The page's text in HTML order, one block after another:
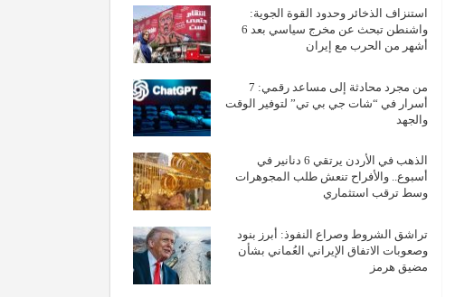
استنزاف الذخائر وحدود القوة الجوية:
واشنطن تبحث عن مخرج سياسي بعد 6
أشهر من الحرب مع إيران
من مجرد محادثة إلى مساعد رقمي: 7
أسرار في “شات جي بي تي” لتوفير الوقت
والجهد
الذهب في الأردن يرتقي 6 دنانير في
أسبوع.. والأفراح تنعش طلب المجوهرات
وسط ترقب استثماري
تراشق الشروط وصراع النفوذ: أبرز بنود
وصعوبات الاتفاق الإيراني العُماني بشأن
مضيق هرمز